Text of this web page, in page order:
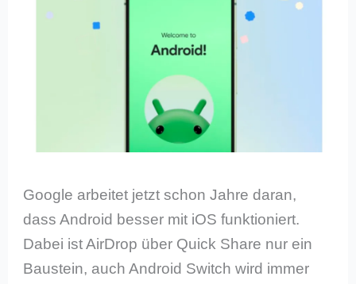
Google arbeitet jetzt schon Jahre daran,
dass Android besser mit iOS funktioniert.
Dabei ist AirDrop über Quick Share nur ein
Baustein, auch Android Switch wird immer